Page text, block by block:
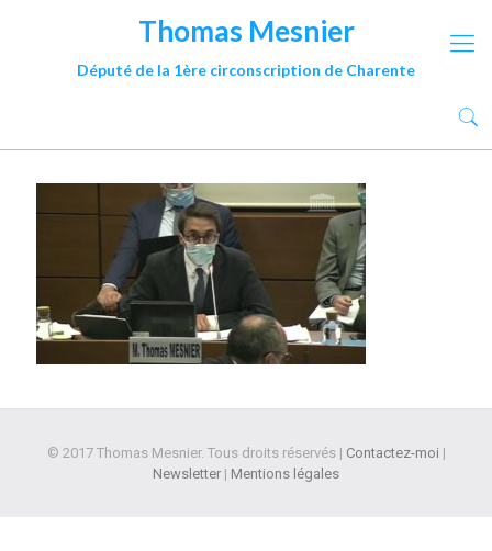
Thomas Mesnier
Député de la 1ère circonscription de Charente
© 2017 Thomas Mesnier. Tous droits réservés | Contactez-moi |
Newsletter | Mentions légales